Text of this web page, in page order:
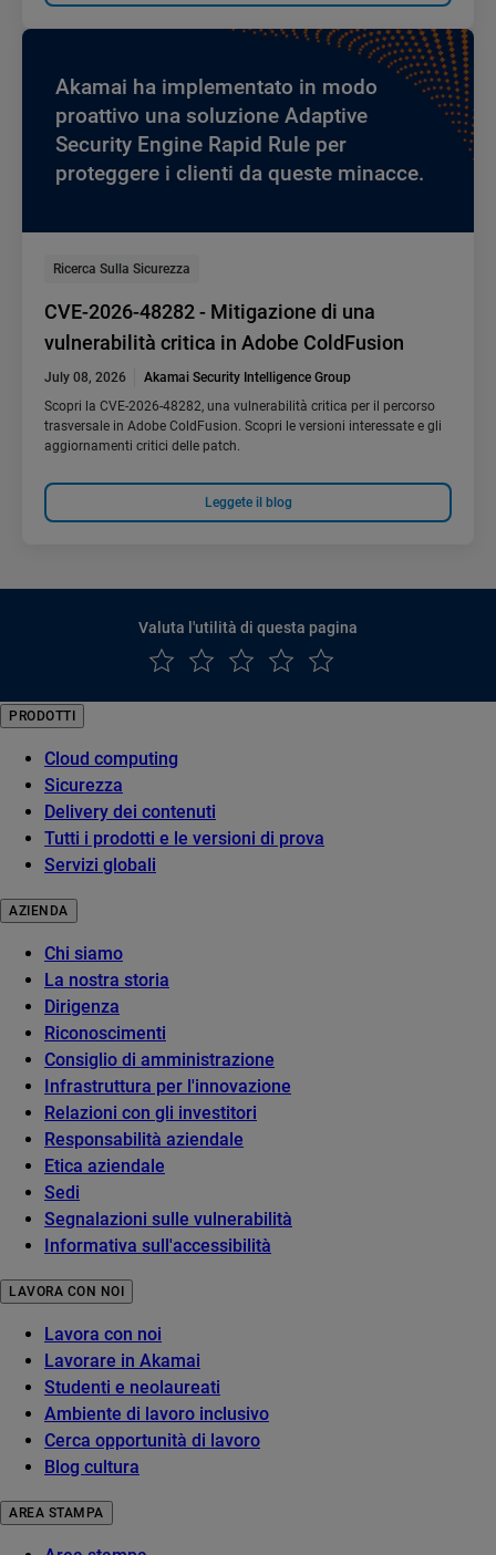
Akamai ha implementato in modo
proattivo una soluzione Adaptive
Security Engine Rapid Rule per
proteggere i clienti da queste minacce.
Ricerca Sulla Sicurezza
CVE-2026-48282 - Mitigazione di una
vulnerabilità critica in Adobe ColdFusion
July 08, 2026
Akamai Security Intelligence Group
Scopri la CVE-2026-48282, una vulnerabilità critica per il percorso
trasversale in Adobe ColdFusion. Scopri le versioni interessate e gli
aggiornamenti critici delle patch.
Leggete il blog
Valuta l'utilità di questa pagina
PRODOTTI
Cloud computing
Sicurezza
Delivery dei contenuti
Tutti i prodotti e le versioni di prova
Servizi globali
AZIENDA
Chi siamo
La nostra storia
Dirigenza
Riconoscimenti
Consiglio di amministrazione
Infrastruttura per l'innovazione
Relazioni con gli investitori
Responsabilità aziendale
Etica aziendale
Sedi
Segnalazioni sulle vulnerabilità
Informativa sull'accessibilità
LAVORA CON NOI
Lavora con noi
Lavorare in Akamai
Studenti e neolaureati
Ambiente di lavoro inclusivo
Cerca opportunità di lavoro
Blog cultura
AREA STAMPA